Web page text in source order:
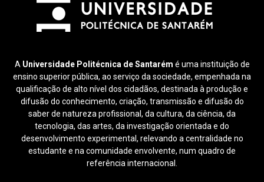
A Universidade Politécnica de Santarém é uma instituição de
ensino superior pública, ao serviço da sociedade, empenhada na
qualificação de alto nível dos cidadãos, destinada à produção e
difusão do conhecimento, criação, transmissão e difusão do
saber de natureza profissional, da cultura, da ciência, da
tecnologia, das artes, da investigação orientada e do
desenvolvimento experimental, relevando a centralidade no
estudante e na comunidade envolvente, num quadro de
referência internacional.